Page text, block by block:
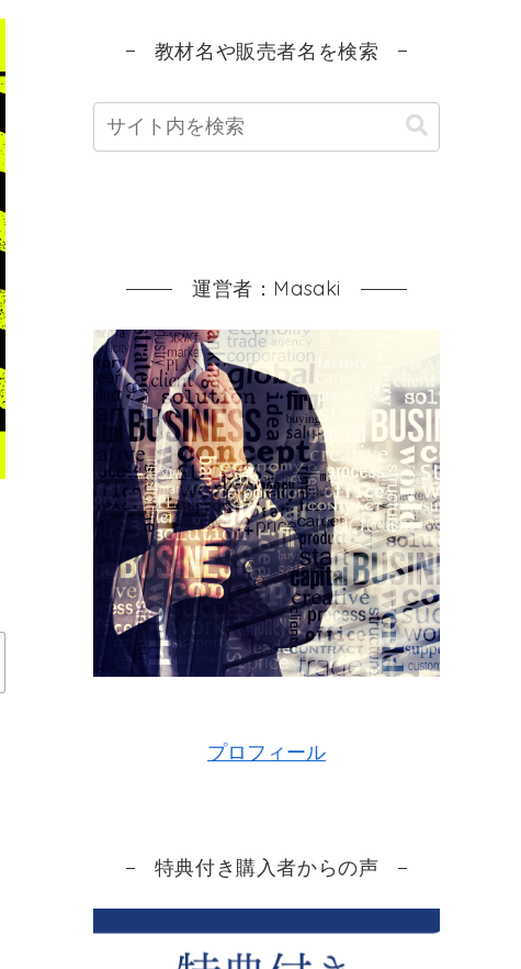
教材名や販売者名を検索
運営者：Masaki
プロフィール
特典付き購入者からの声